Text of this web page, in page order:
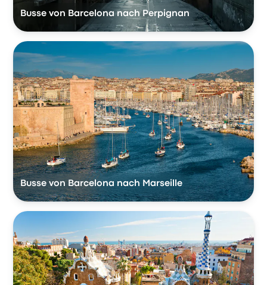
Busse von Barcelona nach Perpignan
Busse von Barcelona nach Marseille